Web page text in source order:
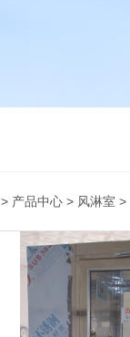
> 产品中心 > 风淋室 >